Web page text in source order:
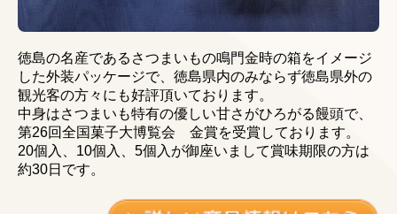
徳島の名産であるさつまいもの鳴門金時の箱をイメージ
した外装パッケージで、徳島県内のみならず徳島県外の
観光客の方々にも好評頂いております。
中身はさつまいも特有の優しい甘さがひろがる饅頭で、
第26回全国菓子大博覧会 金賞を受賞しております。
20個入、10個入、5個入が御座いまして賞味期限の方は
約30日です。